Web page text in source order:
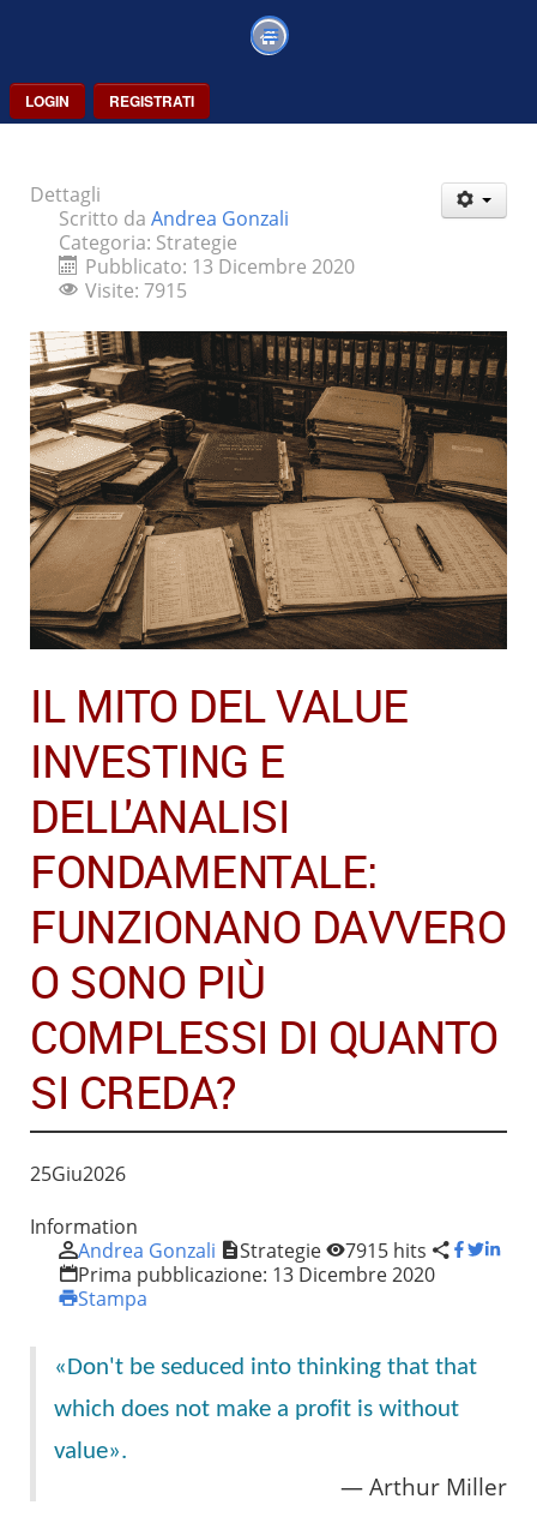
LOGIN REGISTRATI
Dettagli
Scritto da Andrea Gonzali
Categoria: Strategie
Pubblicato: 13 Dicembre 2020
Visite: 7915
IL MITO DEL VALUE
INVESTING E
DELL'ANALISI
FONDAMENTALE:
FUNZIONANO DAVVERO
O SONO PIÙ
COMPLESSI DI QUANTO
SI CREDA?
25Giu2026
Information
Andrea Gonzali
Strategie
7915 hits
Prima pubblicazione: 13 Dicembre 2020
Stampa
«Don't be seduced into thinking that that
which does not make a profit is without
value».
Arthur Miller